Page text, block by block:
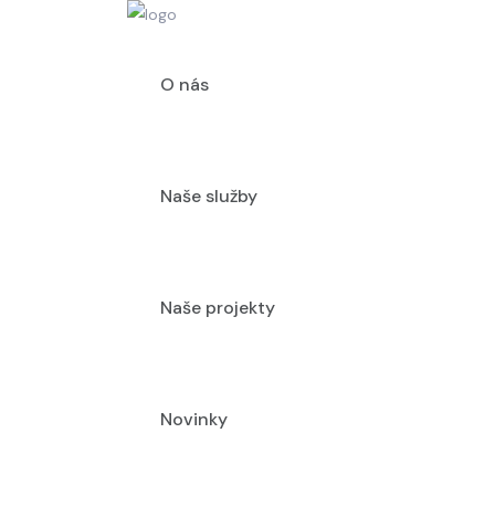
O nás
Naše služby
Naše projekty
Novinky